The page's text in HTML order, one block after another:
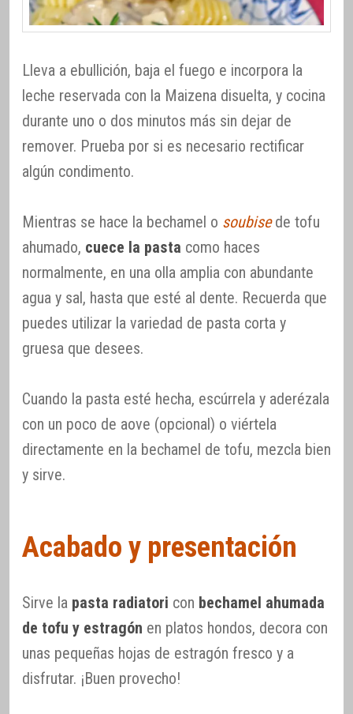
Lleva a ebullición, baja el fuego e incorpora la
leche reservada con la Maizena disuelta, y cocina
durante uno o dos minutos más sin dejar de
remover. Prueba por si es necesario rectificar
algún condimento.
Mientras se hace la bechamel o soubisede tofu
ahumado, cuece la pasta como haces
normalmente, en una olla amplia con abundante
agua y sal, hasta que esté al dente. Recuerda que
puedes utilizar la variedad de pasta corta y
gruesa que desees.
Cuando la pasta esté hecha, escúrrela y aderézala
con un poco de aove (opcional) o viértela
directamente en la bechamel de tofu, mezcla bien
y sirve.
Acabado y presentación
Sirve la pasta radiatori con bechamel ahumada
de tofu y estragón en platos hondos, decora con
unas pequeñas hojas de estragón fresco y a
disfrutar. ¡Buen provecho!